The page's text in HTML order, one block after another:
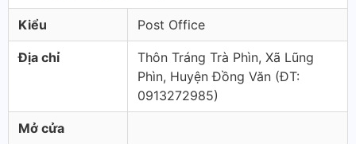
Kiểu Post Office
Địa chỉ
Thôn Tráng Trà Phìn, Xã Lũng
Phìn, Huyện Đồng Văn (ÐT:
0913272985)
Mở cửa